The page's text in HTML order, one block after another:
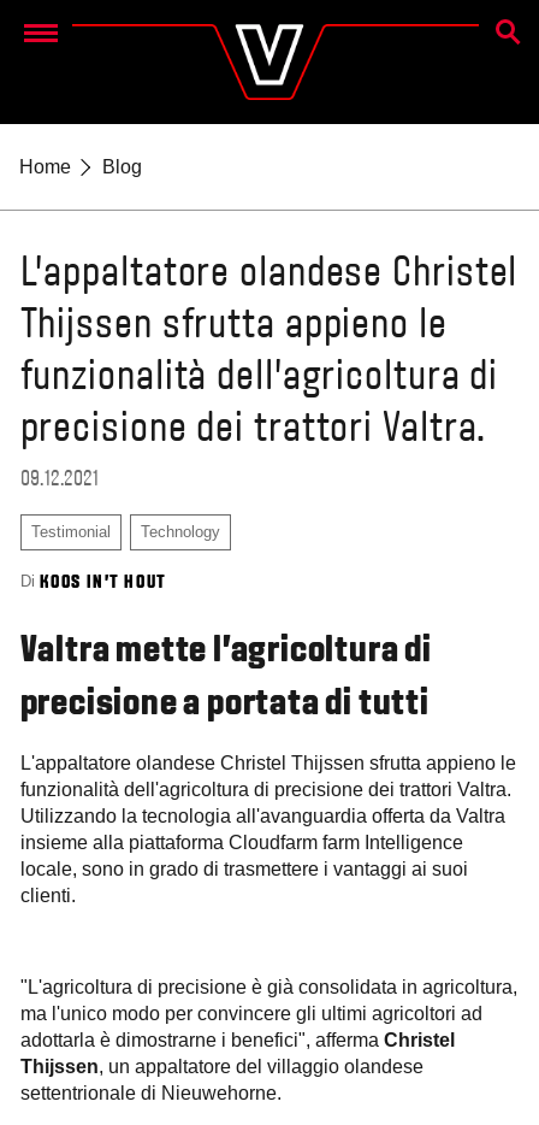
Menu
CERCA
Home Blog
L'appaltatore olandese Christel
Thijssen sfrutta appieno le
funzionalità dell'agricoltura di
precisione dei trattori Valtra.
09.12.2021
Testimonial Technology
Di KOOS IN’T HOUT
Valtra mette l’agricoltura di
precisione a portata di tutti
L'appaltatore olandese Christel Thijssen sfrutta appieno le
funzionalità dell'agricoltura di precisione dei trattori Valtra.
Utilizzando la tecnologia all'avanguardia offerta da Valtra
insieme alla piattaforma Cloudfarm farm Intelligence
locale, sono in grado di trasmettere i vantaggi ai suoi
clienti.
"L'agricoltura di precisione è già consolidata in agricoltura,
ma l'unico modo per convincere gli ultimi agricoltori ad
adottarla è dimostrarne i benefici", afferma Christel
Thijssen, un appaltatore del villaggio olandese
settentrionale di Nieuwehorne.